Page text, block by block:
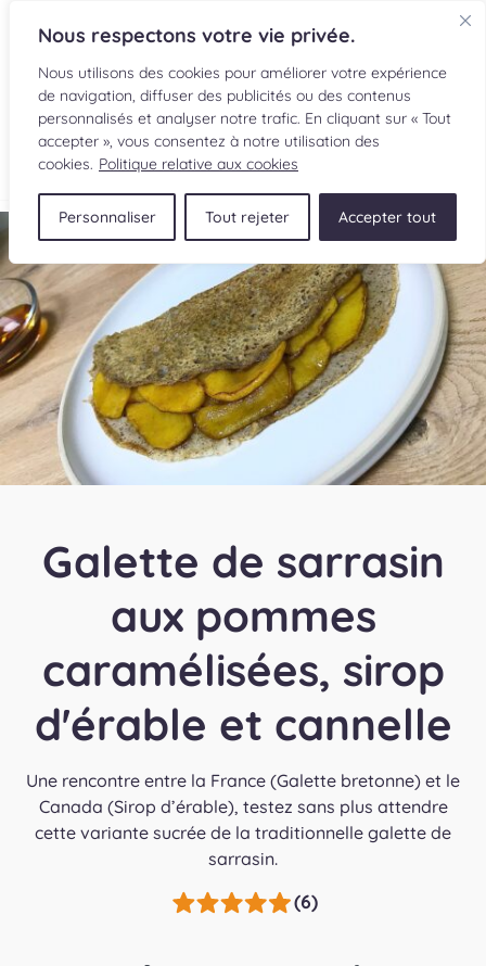
Nous respectons votre vie privée.
Nous utilisons des cookies pour améliorer votre expérience
de navigation, diffuser des publicités ou des contenus
personnalisés et analyser notre trafic. En cliquant sur « Tout
accepter », vous consentez à notre utilisation des
cookies. Politique relative aux cookies
Personnaliser Tout rejeter Accepter tout
EN
RECETTES
INGRÉDIENTS
LECTURES CULINAIRES
SOUMETTRE UNE RECETTE
BOUTIQUE
Galette de sarrasin
aux pommes
caramélisées, sirop
d'érable et cannelle
Une rencontre entre la France (Galette bretonne) et le
Canada (Sirop d’érable), testez sans plus attendre
cette variante sucrée de la traditionnelle galette de
sarrasin.
(6)